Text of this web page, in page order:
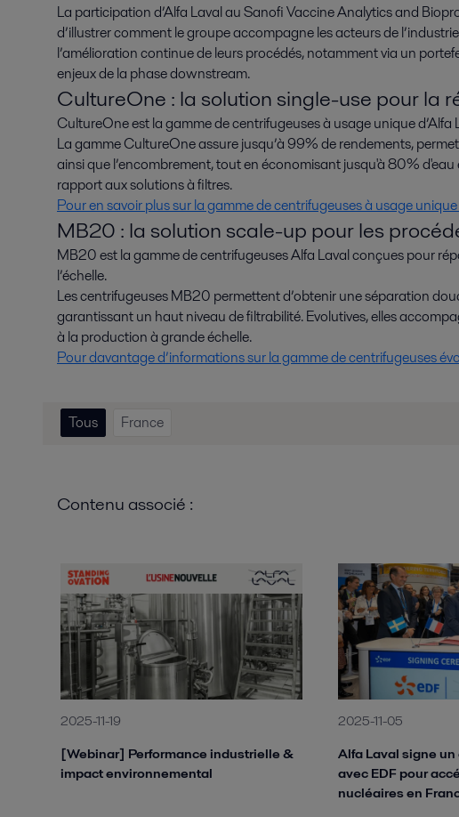
La participation d’Alfa Laval au Sanofi Vaccine Analytics and
d’illustrer comment le groupe accompagne les acteurs de
l’amélioration continue de leurs procédés, notamment via un
enjeux de la phase downstream.
CultureOne : la solution single-use pour la
CultureOne est la gamme de centrifugeuses à usage unique d’Alfa
La gamme CultureOne assure jusqu’à 99% de rendements,
ainsi que l’encombrement, tout en économisant jusqu'à 80%
rapport aux solutions à filtres.
Pour en savoir plus sur la gamme de centrifugeuses à usage
MB20 : la solution scale-up pour les
MB20 est la gamme de centrifugeuses Alfa Laval conçues pour
l’échelle.
Les centrifugeuses MB20 permettent d’obtenir une séparation
garantissant un haut niveau de filtrabilité. Evolutives, elles
à la production à grande échelle.
Pour davantage d’informations sur la gamme de centrifugeuses
Tous France
Contenu associé :
2025-11-19
[Webinar] Performance industrielle &
impact environnemental
2025-11-05
Alfa Laval signe
avec EDF pour
nucléaires en